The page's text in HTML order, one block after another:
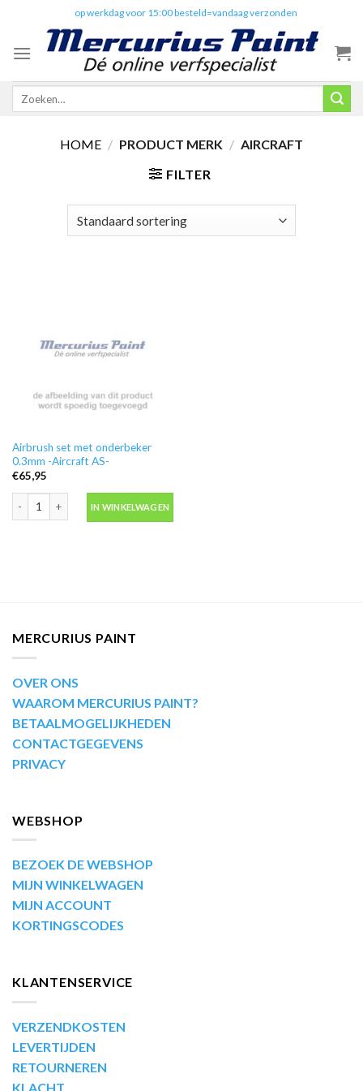
content
op werkdag voor 15:00 besteld=vandaag verzonden
Zoeken
HOME / PRODUCT MERK / AIRCRAFT
FILTER
Airbrush set met onderbeker
0.3mm -Aircraft AS-
€65,95
IN WINKELWAGEN
MERCURIUS PAINT
OVER ONS
WAAROM MERCURIUS PAINT?
BETAALMOGELIJKHEDEN
CONTACTGEGEVENS
PRIVACY
WEBSHOP
BEZOEK DE WEBSHOP
MIJN WINKELWAGEN
MIJN ACCOUNT
KORTINGSCODES
KLANTENSERVICE
VERZENDKOSTEN
LEVERTIJDEN
RETOURNEREN
KLACHT